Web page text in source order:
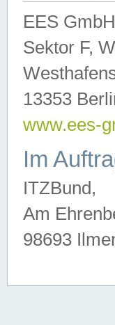
EES GmbH
Sektor F,
13353
www.ees-
Im
ITZBund,
Am
98693